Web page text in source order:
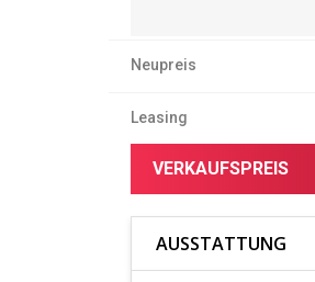
Neupreis
Leasing
VERKAUFSPREIS
AUSSTATTUNG